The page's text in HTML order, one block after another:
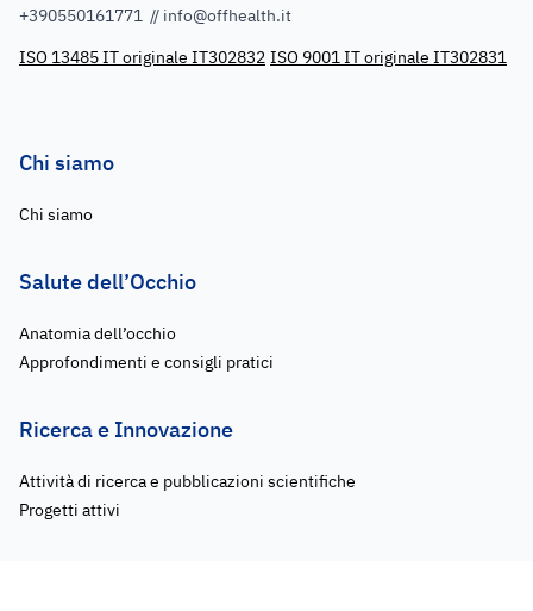
+390550161771 // info@offhealth.it
ISO 13485 IT originale IT302832 ISO 9001 IT originale IT302831
Chi siamo
Chi siamo
Salute dell’Occhio
Anatomia dell’occhio
Approfondimenti e consigli pratici
Ricerca e Innovazione
Attività di ricerca e pubblicazioni scientifiche
Progetti attivi